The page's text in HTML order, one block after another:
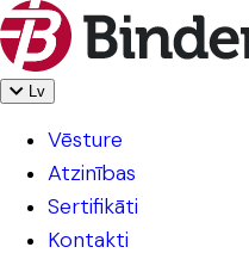
Lv
Vēsture
Atzinības
Sertifikāti
Kontakti